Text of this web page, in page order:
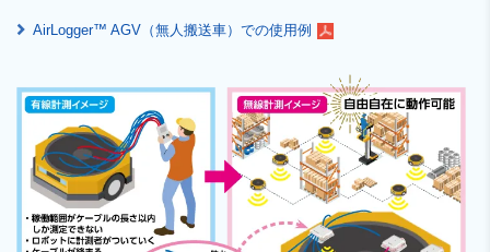
AirLogger™ AGV（無人搬送車）での使用例